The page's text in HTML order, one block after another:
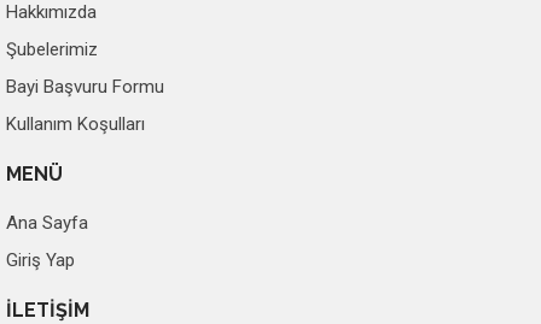
Hakkımızda
Şubelerimiz
Bayi Başvuru Formu
Kullanım Koşulları
MENÜ
Ana Sayfa
Giriş Yap
İLETİŞİM